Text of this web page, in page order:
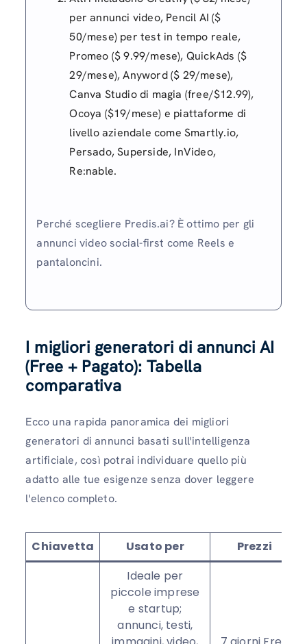
per annunci video, Pencil AI ($
50/mese) per test in tempo reale,
Promeo ($ 9.99/mese), QuickAds ($
29/mese), Anyword ($ 29/mese),
Canva Studio di magia (free/$12.99),
Ocoya ($19/mese) e piattaforme di
livello aziendale come Smartly.io,
Persado, Superside, InVideo,
Re:nable.
Perché scegliere Predis.ai? È ottimo per gli
annunci video social-first come Reels e
pantaloncini.
I migliori generatori di annunci AI
(Free + Pagato): Tabella
comparativa
Ecco una rapida panoramica dei migliori
generatori di annunci basati sull'intelligenza
artificiale, così potrai individuare quello più
adatto alle tue esigenze senza dover leggere
l'elenco completo.
Chiavetta Usato per Prezzi
Ideale per
piccole imprese
e startup;
annunci, testi,